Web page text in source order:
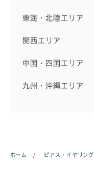
東海・北陸エリア
関西エリア
中国・四国エリア
九州・沖縄エリア
ホーム / ピアス・イヤリング